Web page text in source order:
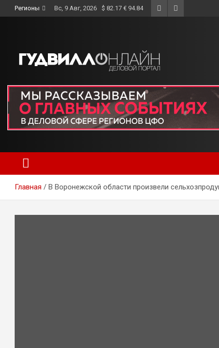
to
Регионы Вс, 9 Авг, 2026 $ 82.17 € 94.84
Главная В Воронежской области произвели